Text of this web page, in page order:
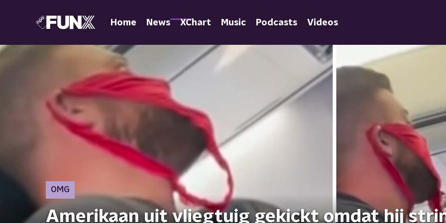
Home News XChart Music Podcasts Videos
OMG
Amerikaan uit vliegtuig gekickt omdat hij